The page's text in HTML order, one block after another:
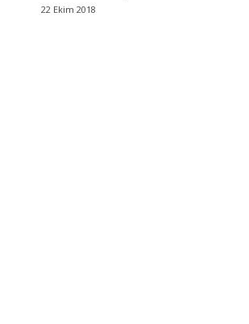
22 Ekim 2018